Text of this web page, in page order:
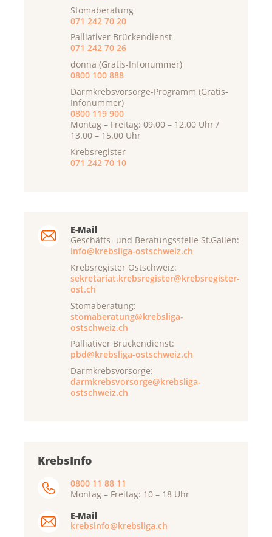
Stomaberatung
071 242 70 20
Palliativer Brückendienst
071 242 70 26
donna (Gratis-Infonummer)
0800 100 888
Darmkrebsvorsorge-Programm (Gratis-
Infonummer)
0800 119 900
Montag – Freitag: 09.00 – 12.00 Uhr /
13.00 – 15.00 Uhr
Krebsregister
071 242 70 10
E-Mail
Geschäfts- und Beratungsstelle St.Gallen:
info@krebsliga-ostschweiz.ch
Krebsregister Ostschweiz:
sekretariat.krebsregister@krebsregister-
ost.ch
Stomaberatung:
stomaberatung@krebsliga-
ostschweiz.ch
Palliativer Brückendienst:
pbd@krebsliga-ostschweiz.ch
Darmkrebsvorsorge:
darmkrebsvorsorge@krebsliga-
ostschweiz.ch
KrebsInfo
0800 11 88 11
Montag – Freitag: 10 – 18 Uhr
E-Mail
krebsinfo@krebsliga.ch